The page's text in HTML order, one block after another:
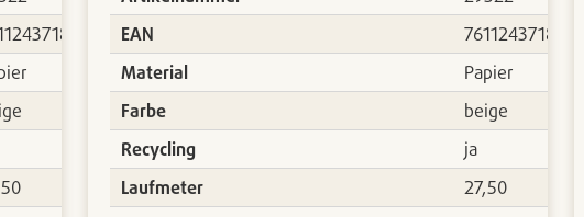
EAN
7611243718367
Material
Papier
Farbe
beige
Recycling
ja
Laufmeter
27,50